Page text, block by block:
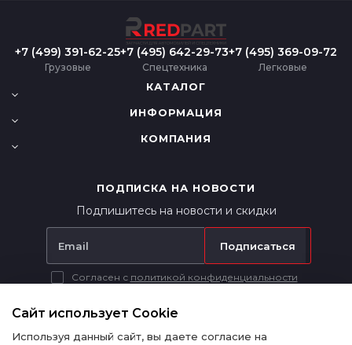
+7 (499) 391-62-25
Грузовые
+7 (495) 642-29-73
Спецтехника
+7 (495) 369-09-72
Легковые
КАТАЛОГ
ИНФОРМАЦИЯ
КОМПАНИЯ
ПОДПИСКА НА НОВОСТИ
Подпишитесь на новости и скидки
Подписаться
Согласен с политикой конфиденциальности
информационный характер и ни при каких условиях не является
публичной офертой в соответствии с п. 2 ст. 437 ГК РФ.
Сайт использует Cookie
Используя данный сайт, вы даете согласие на